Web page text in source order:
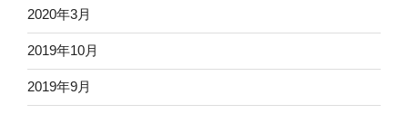
2020年3月
2019年10月
2019年9月